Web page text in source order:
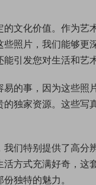
的文化价值。作为艺
照片，我们能够
引发您对生活和艺
的事，因为这些
独家资源。这些
们特别提供了高
方式充满好奇，
独特的魅力。